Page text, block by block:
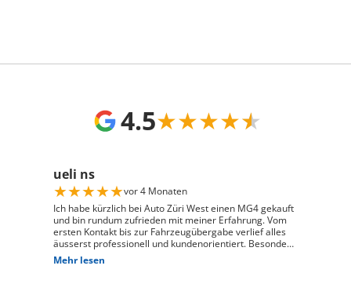
4.5★★★★★
ueli ns
★★★★★vor 4 Monaten
Ich habe kürzlich bei Auto Züri West einen MG4 gekauft
und bin rundum zufrieden mit meiner Erfahrung. Vom
ersten Kontakt bis zur Fahrzeugübergabe verlief alles
äusserst professionell und kundenorientiert. Besonders
hervorheben möchte ich die hervorragende Beratung
durch Herrn David Panic. Er hat sich viel Zeit
Mehr lesen